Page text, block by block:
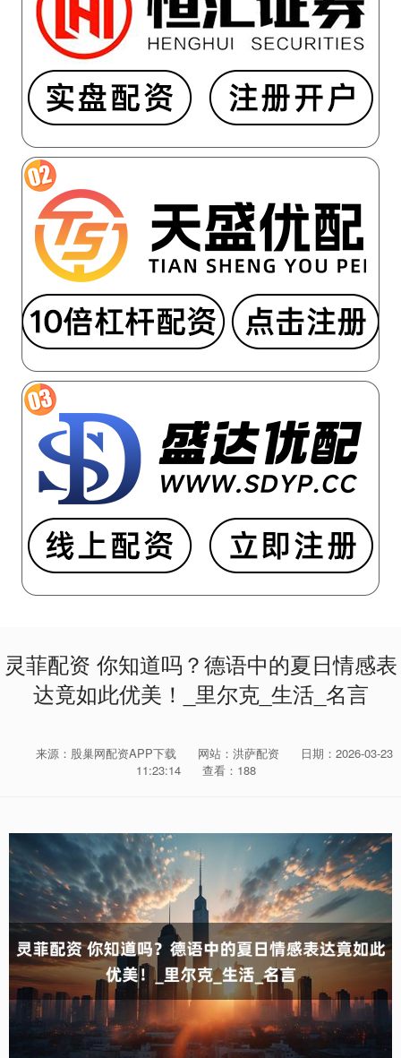
灵菲配资 你知道吗？德语中的夏日情感表
达竟如此优美！_里尔克_生活_名言
来源：股巢网配资APP下载 网站：洪萨配资
日期：2026-03-23
11:23:14
查看：188